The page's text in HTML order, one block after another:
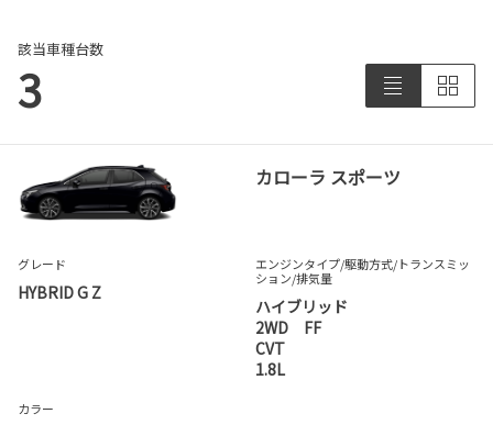
該当車種台数
3
カローラ スポーツ
グレード
HYBRID G Z
エンジンタイプ/駆動方式/トランスミッ
ション/排気量
ハイブリッド
2WD FF
CVT
1.8L
カラー